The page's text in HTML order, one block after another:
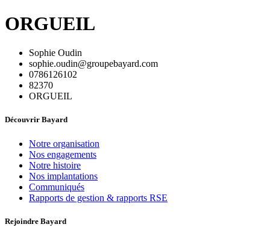
ORGUEIL
Sophie Oudin
sophie.oudin@groupebayard.com
0786126102
82370
ORGUEIL
Découvrir Bayard
Notre organisation
Nos engagements
Notre histoire
Nos implantations
Communiqués
Rapports de gestion & rapports RSE
Rejoindre Bayard